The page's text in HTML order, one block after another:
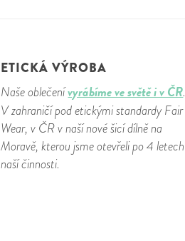
ETICKÁ VÝROBA
Naše oblečenívyrábíme ve světě i v ČR.
V zahraničí pod etickými standardy Fair
Wear, v ČR v naší nové šicí dílně na
Moravě, kterou jsme otevřeli po 4 letech
naší činnosti.